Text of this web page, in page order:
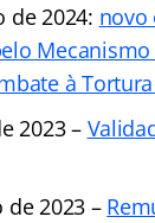
de 2024: novo
à Tortura
2023 –
de 2023 –